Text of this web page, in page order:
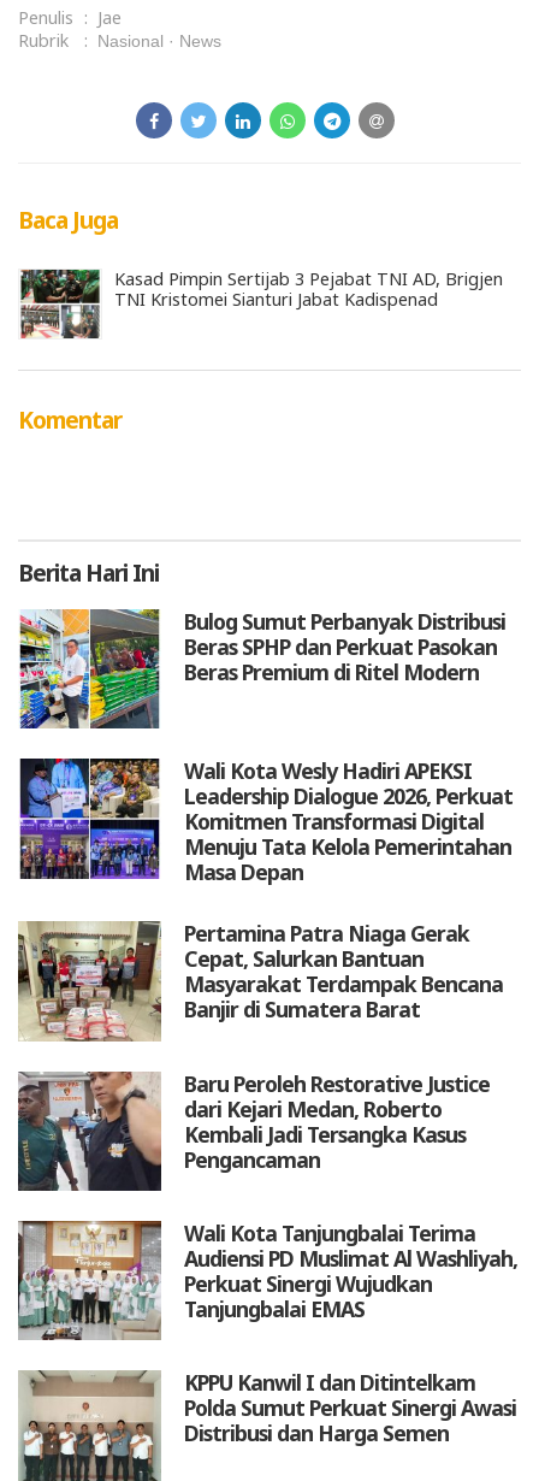
Penulis : Jae
Rubrik
: Nasional News
Baca Juga
Kasad Pimpin Sertijab 3 Pejabat TNI AD, Brigjen
TNI Kristomei Sianturi Jabat Kadispenad
Komentar
Berita Hari Ini
Bulog Sumut Perbanyak Distribusi
Beras SPHP dan Perkuat Pasokan
Beras Premium di Ritel Modern
Wali Kota Wesly Hadiri APEKSI
Leadership Dialogue 2026, Perkuat
Komitmen Transformasi Digital
Menuju Tata Kelola Pemerintahan
Masa Depan
Pertamina Patra Niaga Gerak
Cepat, Salurkan Bantuan
Masyarakat Terdampak Bencana
Banjir di Sumatera Barat
Baru Peroleh Restorative Justice
dari Kejari Medan, Roberto
Kembali Jadi Tersangka Kasus
Pengancaman
Wali Kota Tanjungbalai Terima
Audiensi PD Muslimat Al Washliyah,
Perkuat Sinergi Wujudkan
Tanjungbalai EMAS
KPPU Kanwil I dan Ditintelkam
Polda Sumut Perkuat Sinergi Awasi
Distribusi dan Harga Semen